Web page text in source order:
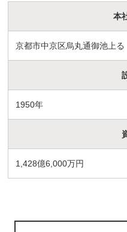
本
京都市中京区烏丸通御池上る
1950年
1,428億6,000万円